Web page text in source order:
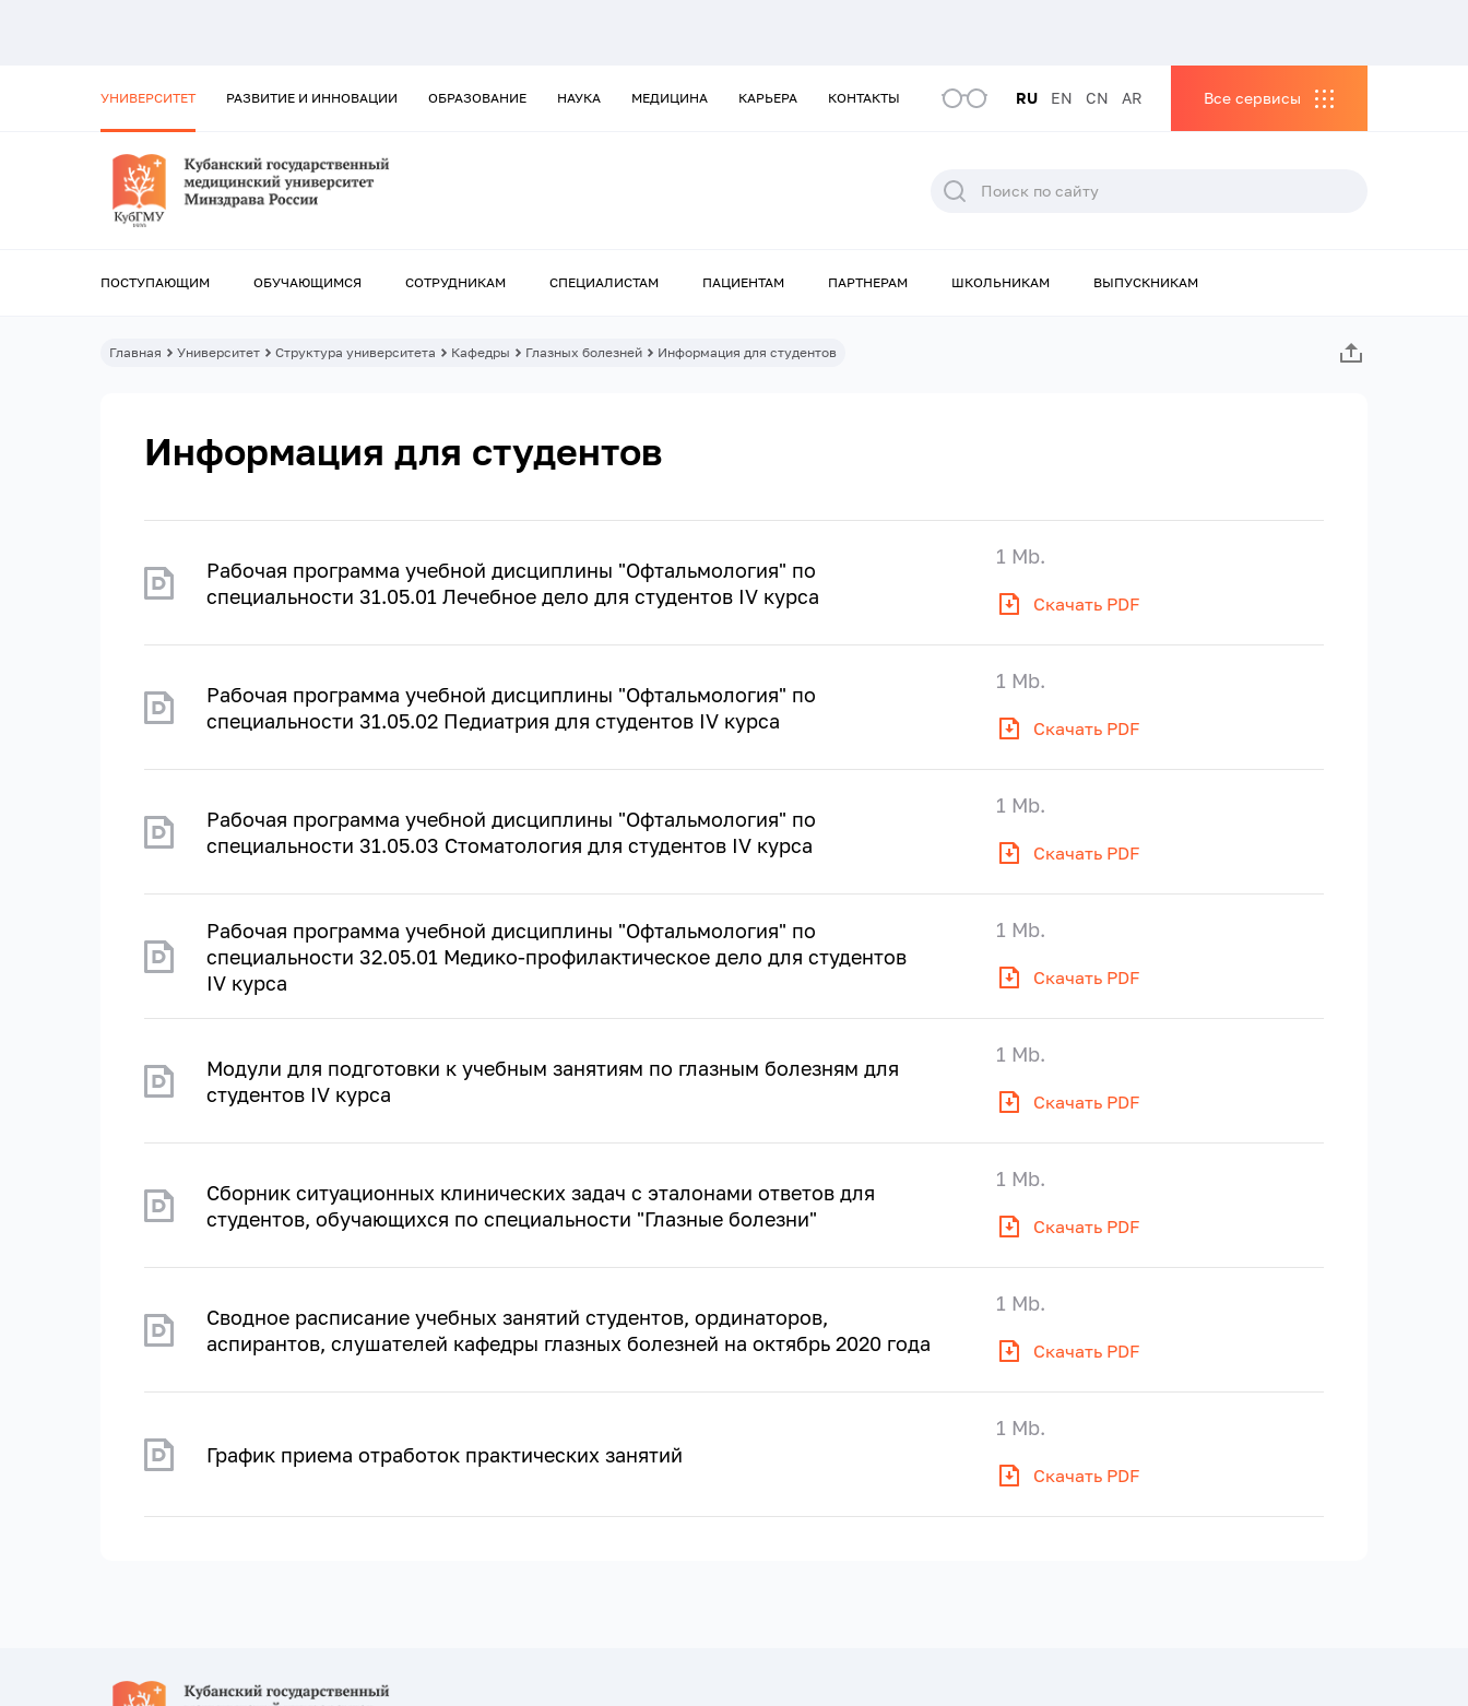
УНИВЕРСИТЕТ РАЗВИТИЕ И ИННОВАЦИИ ОБРАЗОВАНИЕ НАУКА МЕДИЦИНА КАРЬЕРА КОНТАКТЫ RU EN CN AR Все сервисы
ПОСТУПАЮЩИМ ОБУЧАЮЩИМСЯ СОТРУДНИКАМ СПЕЦИАЛИСТАМ ПАЦИЕНТАМ ПАРТНЕРАМ ШКОЛЬНИКАМ ВЫПУСКНИКАМ
Главная Университет Структура университета Кафедры Глазных болезней Информация для студентов
Информация для студентов
Рабочая программа учебной дисциплины "Офтальмология" по
специальности 31.05.01 Лечебное дело для студентов IV курса
Скачать PDF
1 Mb.
Рабочая программа учебной дисциплины "Офтальмология" по
специальности 31.05.02 Педиатрия для студентов IV курса
Скачать PDF
1 Mb.
Рабочая программа учебной дисциплины "Офтальмология" по
специальности 31.05.03 Стоматология для студентов IV курса
Скачать PDF
1 Mb.
Рабочая программа учебной дисциплины "Офтальмология" по
специальности 32.05.01 Медико-профилактическое дело для студентов
IV курса
Скачать PDF
1 Mb.
Модули для подготовки к учебным занятиям по глазным болезням для
студентов IV курса
Скачать PDF
1 Mb.
Сборник ситуационных клинических задач с эталонами ответов для
студентов, обучающихся по специальности "Глазные болезни"
Скачать PDF
1 Mb.
Сводное расписание учебных занятий студентов, ординаторов,
аспирантов, слушателей кафедры глазных болезней на октябрь 2020 года
Скачать PDF
1 Mb.
График приема отработок практических занятий
Скачать PDF
1 Mb.